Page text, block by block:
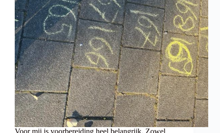
Voor mij is voorbereiding heel belangrijk. Zowel